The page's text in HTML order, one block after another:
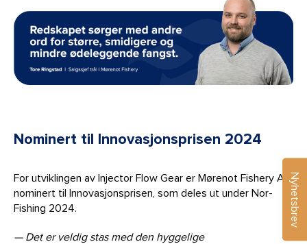
Nominert til Innovasjonsprisen 2024
For utviklingen av Injector Flow Gear er Mørenot Fishery AS
nominert til Innovasjonsprisen, som deles ut under Nor-
Fishing 2024.
— Det er veldig stas med den hyggelige
Nyhetsbrev